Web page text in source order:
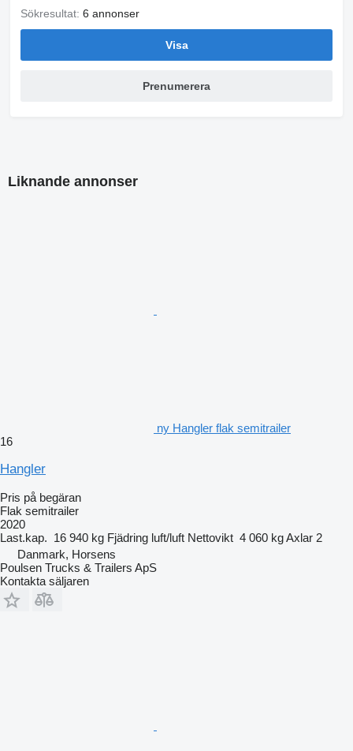
Sökresultat: 6 annonser
Visa
Prenumerera
Liknande annonser
ny Hangler flak semitrailer
16
Hangler
Pris på begäran
Flak semitrailer
2020
Last.kap. 16 940 kg Fjädring luft/luft Nettovikt 4 060 kgAxlar 2
Danmark, Horsens
Poulsen Trucks & Trailers ApS
Kontakta säljaren